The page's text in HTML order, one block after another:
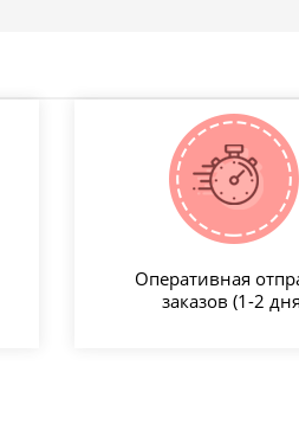
Оперативная
заказов (1-2